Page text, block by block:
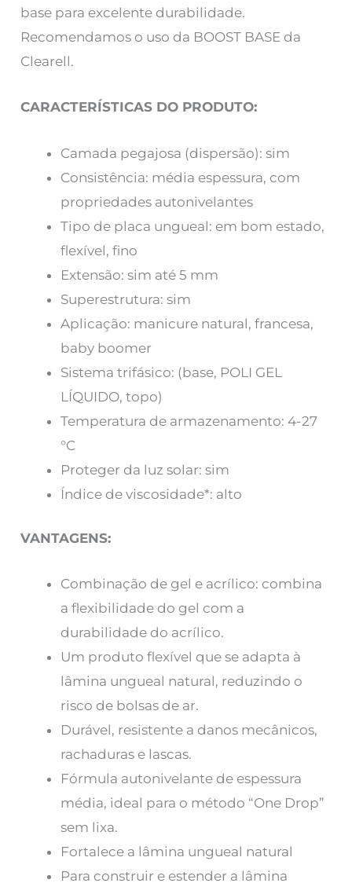
base para excelente durabilidade.
Recomendamos o uso da BOOST BASE da
Clearell.
CARACTERÍSTICAS DO PRODUTO:
Camada pegajosa (dispersão): sim
Consistência: média espessura, com
propriedades autonivelantes
Tipo de placa ungueal: em bom estado,
flexível, fino
Extensão: sim até 5 mm
Superestrutura: sim
Aplicação: manicure natural, francesa,
baby boomer
Sistema trifásico: (base, POLI GEL
LÍQUIDO, topo)
Temperatura de armazenamento: 4-27
°C
Proteger da luz solar: sim
Índice de viscosidade*: alto
VANTAGENS:
Combinação de gel e acrílico: combina
a flexibilidade do gel com a
durabilidade do acrílico.
Um produto flexível que se adapta à
lâmina ungueal natural, reduzindo o
risco de bolsas de ar.
Durável, resistente a danos mecânicos,
rachaduras e lascas.
Fórmula autonivelante de espessura
média, ideal para o método “One Drop”
sem lixa.
Fortalece a lâmina ungueal natural
Para construir e estender a lâmina